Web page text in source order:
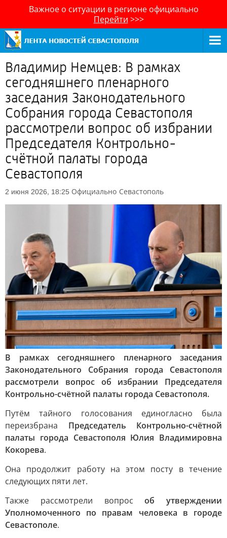
Важное о ситуации в регионе официально
Перейти >>>
Владимир Немцев: В рамках
сегодняшнего пленарного
заседания Законодательного
Собрания города Севастополя
рассмотрели вопрос об избрании
Председателя Контрольно-
счётной палаты города
Севастополя
2 июня 2026, 18:25 Официально Севастополь
В рамках сегодняшнего пленарного заседания
Законодательного Собрания города Севастополя
рассмотрели вопрос об избрании Председателя
Контрольно-счётной палаты города Севастополя.
Путём тайного голосования единогласно была
переизбрана Председатель Контрольно-счётной
палаты города Севастополя Юлия Владимировна
Кокорева.
Она продолжит работу на этом посту в течение
следующих пяти лет.
Также рассмотрели вопрособ утверждении
Уполномоченного по правам человека в городе
Севастополе.